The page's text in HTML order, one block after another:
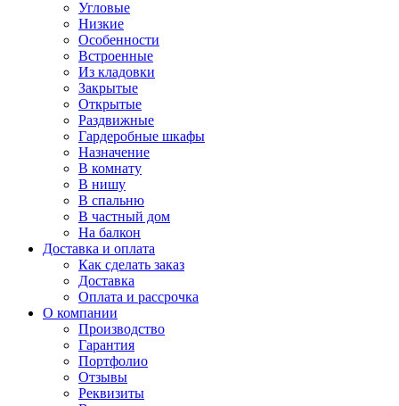
Угловые
Низкие
Особенности
Встроенные
Из кладовки
Закрытые
Открытые
Раздвижные
Гардеробные шкафы
Назначение
В комнату
В нишу
В спальню
В частный дом
На балкон
Доставка и оплата
Как сделать заказ
Доставка
Оплата и рассрочка
О компании
Производство
Гарантия
Портфолио
Отзывы
Реквизиты